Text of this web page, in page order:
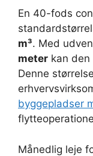
En 40-fods
m³. Med
meter kan den
Denne
byggepladser
Månedlig leje